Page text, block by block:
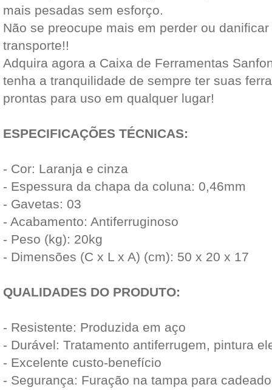
mais pesadas sem esforço.
Não se preocupe mais em perder ou
transporte!!
Adquira agora a Caixa de Ferramentas
tenha a tranquilidade de sempre ter suas
prontas para uso em qualquer lugar!
ESPECIFICAÇÕES TÉCNICAS:
- Cor: Laranja e cinza
- Espessura da chapa da coluna: 0,46mm
- Gavetas: 03
- Acabamento: Antiferruginoso
- Peso (kg): 20kg
- Dimensões (C x L x A) (cm): 50 x 20 x 17
QUALIDADES DO PRODUTO:
- Resistente: Produzida em aço
- Durável: Tratamento antiferrugem, pintura
- Excelente custo-benefício
- Segurança: Furação na tampa para cadeado